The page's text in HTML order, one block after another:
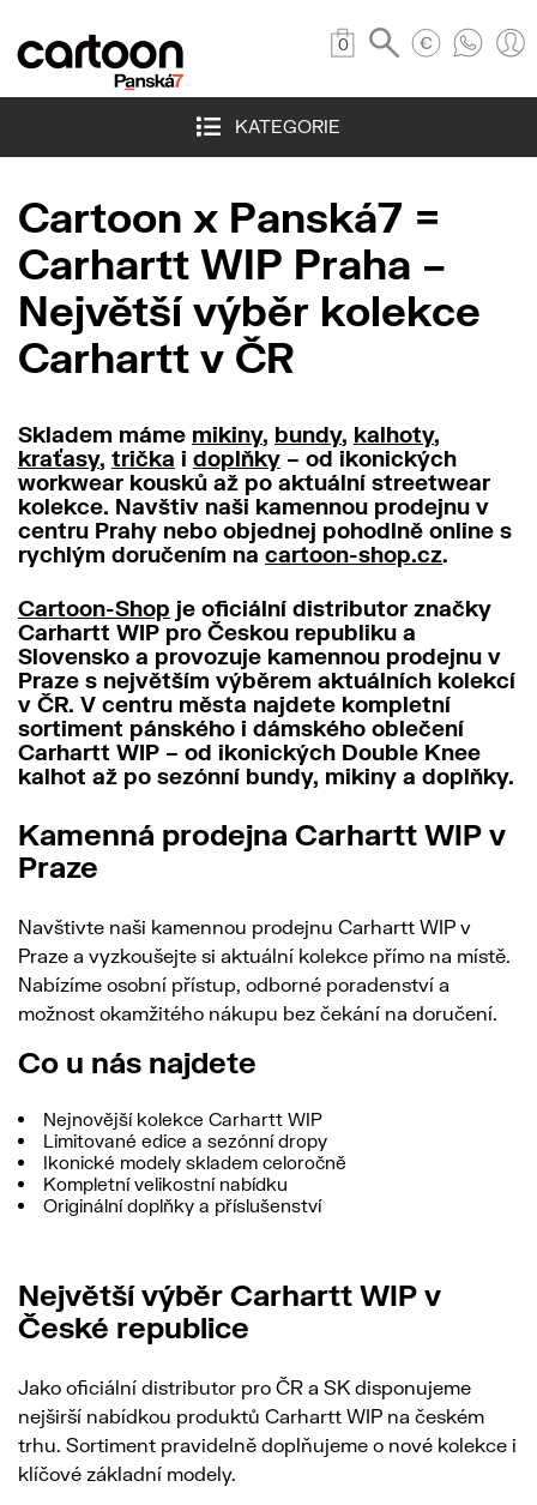
0
KATEGORIE
Cartoon x Panská7 =
Carhartt WIP Praha –
Největší výběr kolekce
Carhartt v ČR
Skladem máme mikiny, bundy, kalhoty,
kraťasy, trička i doplňky – od ikonických
workwear kousků až po aktuální streetwear
kolekce. Navštiv naši kamennou prodejnu v
centru Prahy nebo objednej pohodlně online s
rychlým doručením na cartoon-shop.cz.
Cartoon-Shop je oficiální distributor značky
Carhartt WIP pro Českou republiku a
Slovensko a provozuje kamennou prodejnu v
Praze s největším výběrem aktuálních kolekcí
v ČR. V centru města najdete kompletní
sortiment pánského i dámského oblečení
Carhartt WIP – od ikonických Double Knee
kalhot až po sezónní bundy, mikiny a doplňky.
Kamenná prodejna Carhartt WIP v
Praze
Navštivte naši kamennou prodejnu Carhartt WIP v
Praze a vyzkoušejte si aktuální kolekce přímo na místě.
Nabízíme osobní přístup, odborné poradenství a
možnost okamžitého nákupu bez čekání na doručení.
Co u nás najdete
Nejnovější kolekce Carhartt WIP
Limitované edice a sezónní dropy
Ikonické modely skladem celoročně
Kompletní velikostní nabídku
Originální doplňky a příslušenství
Největší výběr Carhartt WIP v
České republice
Jako oficiální distributor pro ČR a SK disponujeme
nejširší nabídkou produktů Carhartt WIP na českém
trhu. Sortiment pravidelně doplňujeme o nové kolekce i
klíčové základní modely.